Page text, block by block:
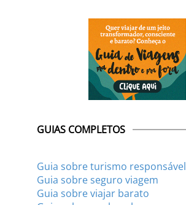
GUIAS COMPLETOS
Guia sobre turismo responsável
Guia sobre seguro viagem
Guia sobre viajar barato